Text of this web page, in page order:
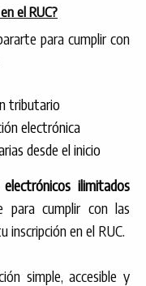
el RUC?
para cumplir con
tributario
electrónica
desde el inicio
ilimitados
para cumplir con las
inscripción en el RUC.
simple, accesible y